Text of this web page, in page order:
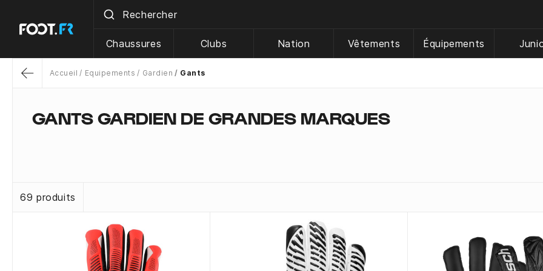
Chaussures Clubs Nation Vêtements Équipements
Accueil Equipements Gardien Gants
GANTS GARDIEN DE GRANDES MARQUES
69 produits